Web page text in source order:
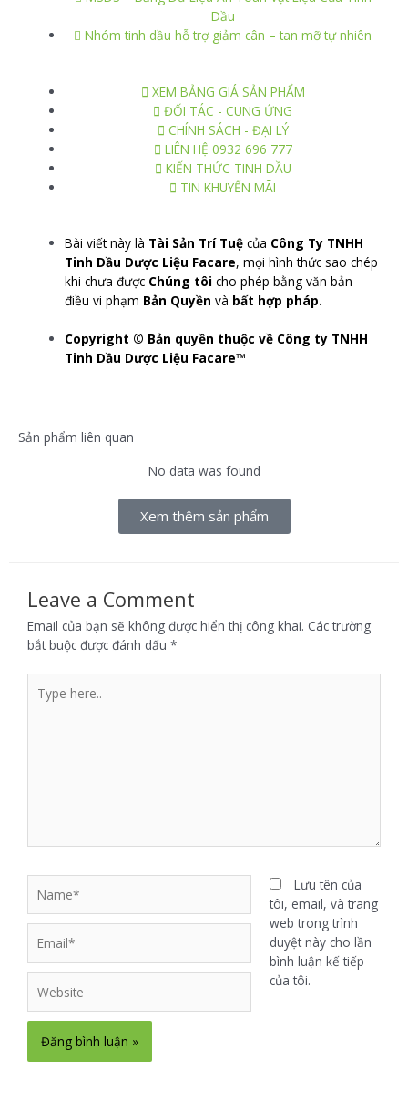
Dầu
Nhóm tinh dầu hỗ trợ giảm cân – tan mỡ tự nhiên
XEM BẢNG GIÁ SẢN PHẨM
ĐỐI TÁC - CUNG ỨNG
CHÍNH SÁCH - ĐẠI LÝ
LIÊN HỆ 0932 696 777
KIẾN THỨC TINH DẦU
TIN KHUYẾN MÃI
Bài viết này là Tài Sản Trí Tuệ của Công Ty TNHH
Tinh Dầu Dược Liệu Facare, mọi hình thức sao chép
khi chưa được Chúng tôi cho phép bằng văn bản
điều vi phạm Bản Quyền và bất hợp pháp.
Copyright © Bản quyền thuộc về Công ty TNHH
Tinh Dầu Dược Liệu Facare™
Sản phẩm liên quan
No data was found
Xem thêm sản phẩm
Leave a Comment
Email của bạn sẽ không được hiển thị công khai. Các trường
bắt buộc được đánh dấu *
Lưu tên của
tôi, email, và trang
web trong trình
duyệt này cho lần
bình luận kế tiếp
của tôi.